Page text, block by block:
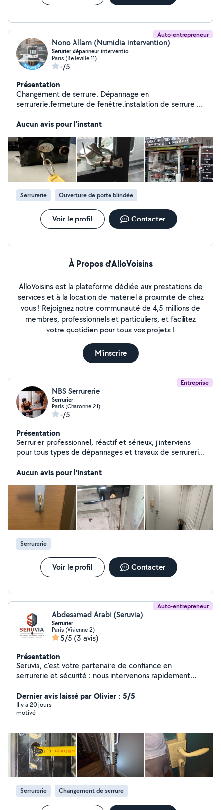
Auto-entrepreneur
Nono Allam (Numidia intervention)
Serurier dépanneur interventio
Paris (Belleville 11)
-/5
Présentation
Changement de serrure. Dépannage en
serrurerie.fermeture de fenêtre.instalation de serrure et
porte.
Aucun avis pour l'instant
Serrurerie Ouverture de porte blindée
Voir le profil Contacter
À Propos d’AlloVoisins
AlloVoisins est la plateforme dédiée aux prestations de
services et à la location de matériel à proximité de chez
vous ! Rejoignez notre communauté de 4,5 millions de
membres, professionnels et particuliers, et facilitez
votre quotidien pour tous vos projets !
M'inscrire
Entreprise
NBS Serrurerie
Serrurier
Paris (Charonne 21)
-/5
Présentation
Serrurier professionnel, réactif et sérieux, j'interviens
pour tous types de dépannages et travaux de serrurerie
sécurisation après effraction, remplacement de
m'engage à fournir un travail soigné, des tarifs
transparents et une intervention rapide. La satisfaction
de mes clients est ma priorité.
Aucun avis pour l'instant
Serrurerie
Voir le profil Contacter
Auto-entrepreneur
Abdesamad Arabi (Seruvia)
Serrurier
Paris (Vivienne 2)
5/5 (3 avis)
Présentation
Seruvia, c'est votre partenaire de confiance en
serrurerie et sécurité : nous intervenons rapidement
accès, avec un service professionnel, transparent et
orienté satisfaction client pour vous apporter sérénité
et protection au quotidien.
Dernier avis laissé par Olivier : 5/5
Il y a 20 jours
motivé
Serrurerie Changement de serrure